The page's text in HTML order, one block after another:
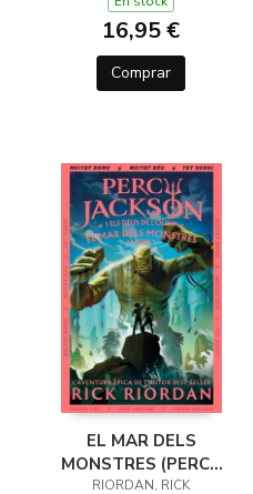
16,95 €
Comprar
EL MAR DELS
MONSTRES (PERCY
JACKSON I ELS DÉUS
RIORDAN, RICK